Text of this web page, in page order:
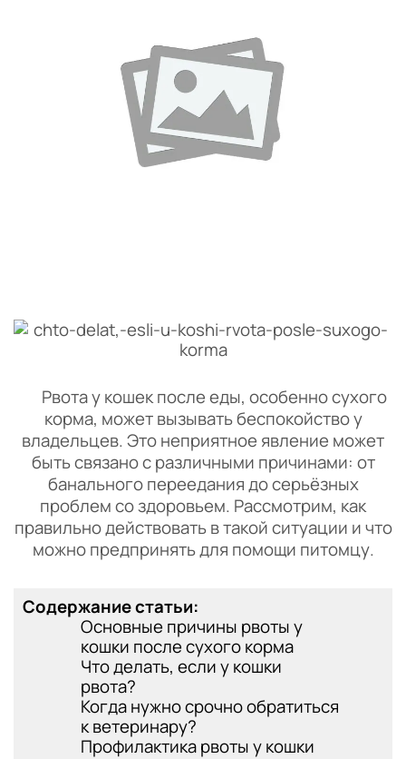
Рвота у кошек после еды, особенно сухого
корма, может вызывать беспокойство у
владельцев. Это неприятное явление может
быть связано с различными причинами: от
банального переедания до серьёзных
проблем со здоровьем. Рассмотрим, как
правильно действовать в такой ситуации и что
можно предпринять для помощи питомцу.
Содержание статьи:
Основные причины рвоты у
кошки после сухого корма
Что делать, если у кошки
рвота?
Когда нужно срочно обратиться
к ветеринару?
Профилактика рвоты у кошки